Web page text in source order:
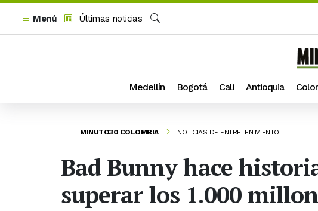
Menú
Últimas noticias
Buscar
Medellín Bogotá Cali Antioquia
MINUTO30 COLOMBIA NOTICIAS DE ENTRETENIMIENTO
Bad Bunny hace
superar los 1.000